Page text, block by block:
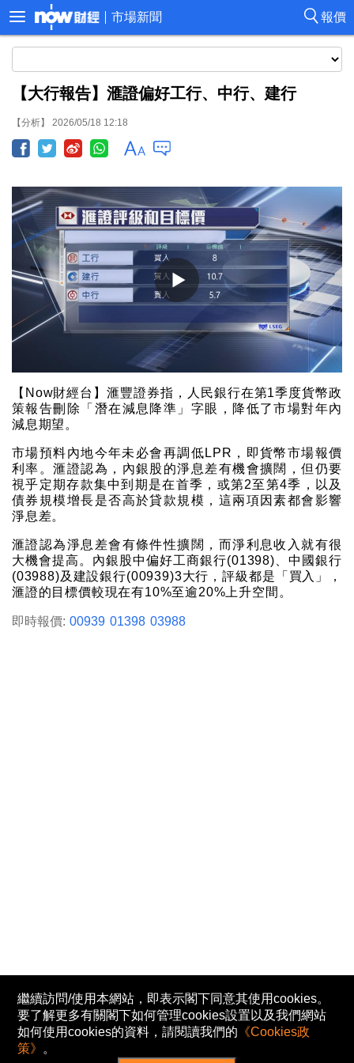
報價
市場新聞
【大行報告】滙證偏好工行、中行、建行
【分析】 2026/05/18 12:18
【Now財經台】滙豐證券指，人民銀行在第1季度貨幣政
策報告刪除「潛在減息降準」字眼，降低了市場對年內
減息期望。
市場預料內地今年未必會再調低LPR，即貨幣市場報價
利率。滙證認為，內銀股的淨息差有機會擴闊，但仍要
視乎定期存款集中到期是在首季，或第2至第4季，以及
債券規模增長是否高於貸款規模，這兩項因素都會影響
淨息差。
滙證認為淨息差會有條件性擴闊，而淨利息收入就有很
大機會提高。內銀股中偏好工商銀行(01398)、中國銀行
(03988)及建設銀行(00939)3大行，評級都是「買入」，
滙證的目標價較現在有10%至逾20%上升空間。
即時報價: 00939 01398 03988
繼續訪問/使用本網站，即表示閣下同意其使用cookies。
要了解更多有關閣下如何管理cookies設置以及我們網站
如何使用cookies的資料，請閱讀我們的 《Cookies政
策》 。